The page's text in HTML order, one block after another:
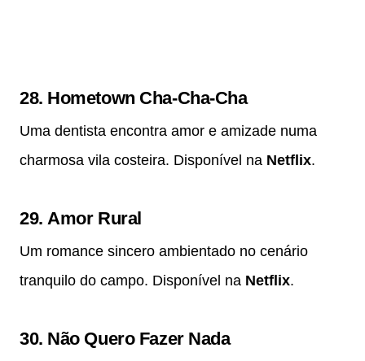
28. Hometown Cha-Cha-Cha
Uma dentista encontra amor e amizade numa
charmosa vila costeira. Disponível na Netflix.
29. Amor Rural
Um romance sincero ambientado no cenário
tranquilo do campo. Disponível na Netflix.
30. Não Quero Fazer Nada